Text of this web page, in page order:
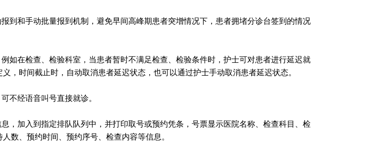
到和手动批量报到机制，避免早间高峰期患者突增情况下，患者拥堵分诊台签到的情况
如在检查、检验科室，当患者暂时不满足检查、检验条件时，护士可对患者进行延迟就
，时间截止时，自动取消患者延迟状态，也可以通过护士手动取消患者延迟状态。
不经语音叫号直接就诊。
，加入到指定排队队列中，并打印取号或预约凭条，号票显示医院名称、检查科目、检
数、预约时间、预约序号、检查内容等信息。